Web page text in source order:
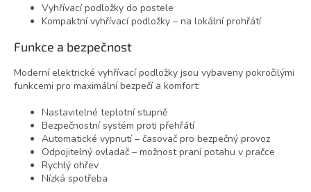
Vyhřívací podložky do postele
Kompaktní vyhřívací podložky – na lokální prohřátí
Funkce a bezpečnost
Moderní elektrické vyhřívací podložky jsou vybaveny pokročilými
funkcemi pro maximální bezpečí a komfort:
Nastavitelné teplotní stupně
Bezpečnostní systém proti přehřátí
Automatické vypnutí – časovač pro bezpečný provoz
Odpojitelný ovladač – možnost praní potahu v pračce
Rychlý ohřev
Nízká spotřeba